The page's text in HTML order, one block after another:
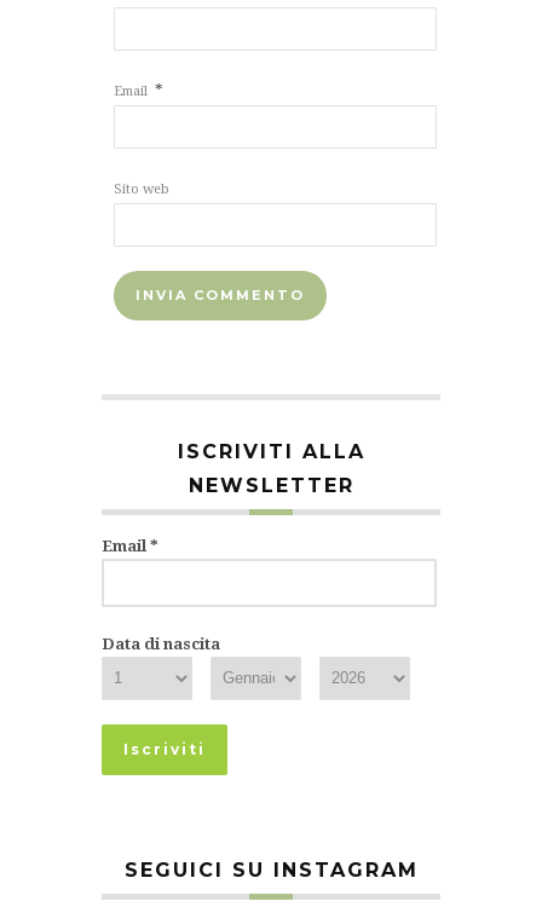
Email *
Sito web
ISCRIVITI ALLA
NEWSLETTER
Email *
Data di nascita
SEGUICI SU INSTAGRAM